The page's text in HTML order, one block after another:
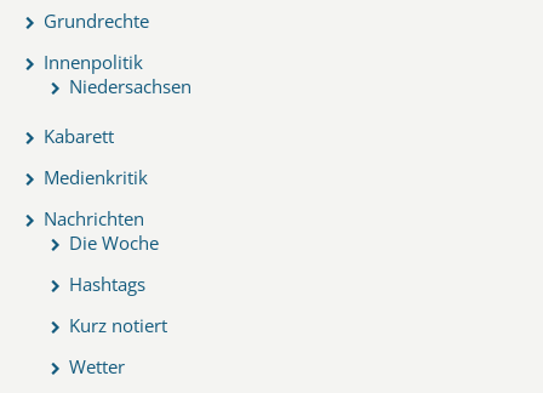
Grundrechte
Innenpolitik
Niedersachsen
Kabarett
Medienkritik
Nachrichten
Die Woche
Hashtags
Kurz notiert
Wetter